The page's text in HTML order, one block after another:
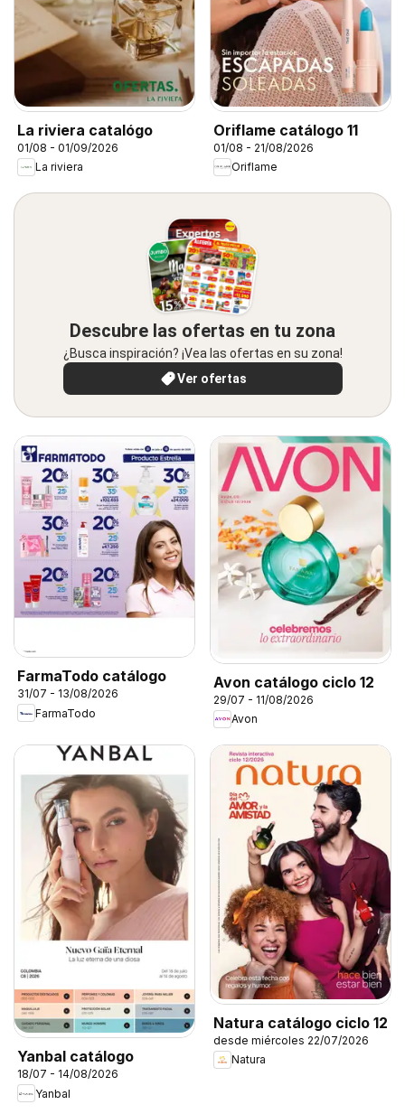
La riviera catalógo
01/08 - 01/09/2026
La riviera
Oriflame catálogo 11
01/08 - 21/08/2026
Oriflame
Descubre las ofertas en tu zona
¿Busca inspiración? ¡Vea las ofertas en su zona!
Ver ofertas
FarmaTodo catálogo
31/07 - 13/08/2026
FarmaTodo
Avon catálogo ciclo 12
29/07 - 11/08/2026
Avon
Yanbal catálogo
18/07 - 14/08/2026
Yanbal
Natura catálogo ciclo 12
desde miércoles 22/07/2026
Natura